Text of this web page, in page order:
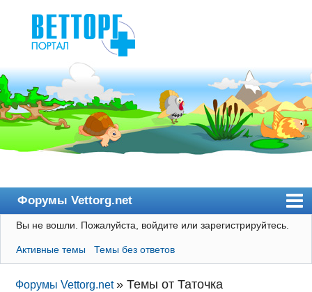
Форумы Vettorg.net
Главная
Пользователи
Правила
Вы не вошли. Пожалуйста, войдите или зарегистрируйтесь.
Активные темы Темы без ответов
Форумы Vettorg.net »Темы от Таточка